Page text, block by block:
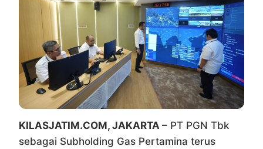
KILASJATIM.COM, JAKARTA – PT PGN Tbk
sebagai Subholding Gas Pertamina terus